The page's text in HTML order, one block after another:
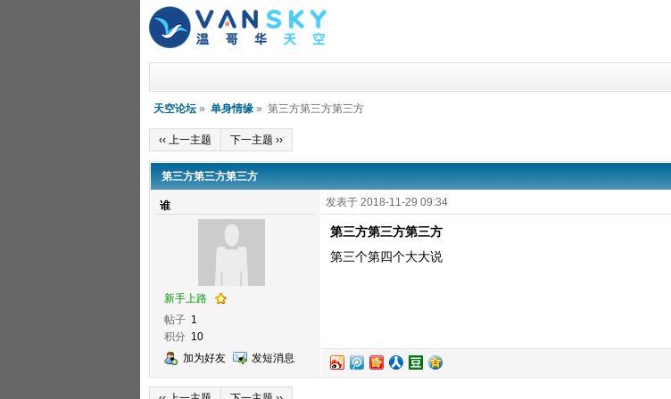
天空论坛 » 单身情缘 » 第三方第三方第三方
‹‹ 上一主题 下一主题 ››
第三方第三方第三方
谁
新手上路
帖子 1
积分 10
加为好友
发短消息
发表于 2018-11-29 09:34
第三方第三方第三方
第三个第四个大大说